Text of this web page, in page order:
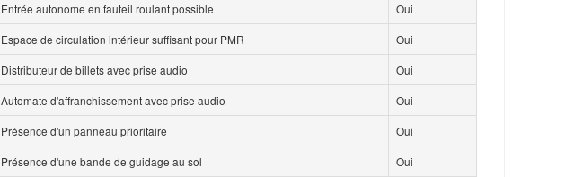
Entrée autonome en fauteil roulant possible
Oui
Espace de circulation intérieur suffisant pour PMR
Oui
Distributeur de billets avec prise audio
Oui
Automate d'affranchissement avec prise audio
Oui
Présence d'un panneau prioritaire
Oui
Présence d'une bande de guidage au sol
Oui